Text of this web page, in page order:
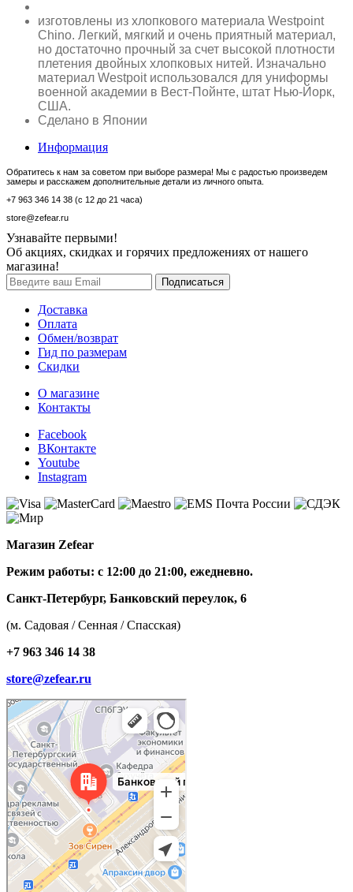
изготовлены из хлопкового материала Westpoint
Chino. Легкий, мягкий и очень приятный материал,
но достаточно прочный за счет высокой плотности
плетения двойных хлопковых нитей. Изначально
материал Westpoit использовался для униформы
военной академии в Вест-Пойнте, штат Нью-Йорк,
США.
Сделано в Японии
Информация
Обратитесь к нам за советом при выборе размера! Мы с радостью произведем
замеры и расскажем дополнительные детали из личного опыта.
+7 963 346 14 38 (с 12 до 21 часа)
store@zefear.ru
Узнавайте первыми!
Об акциях, скидках и горячих предложениях от нашего
магазина!
Доставка
Оплата
Обмен/возврат
Гид по размерам
Скидки
О магазине
Контакты
Facebook
ВКонтакте
Youtube
Instagram
Магазин Zefear
Режим работы: с 12:00 до 21:00, ежедневно.
Санкт-Петербург, Банковский переулок, 6
(м. Садовая / Сенная / Спасская)
+7 963 346 14 38
store@zefear.ru
Санкт‑Петербург
Банковский переулок, 6 — Яндекс Карты